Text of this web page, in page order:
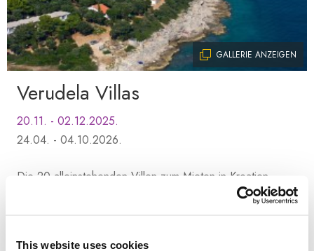
This website uses cookies
GALLERIE ANZEIGEN
Verudela Villas
20.11. - 02.12.2025.
24.04. - 04.10.2026.
Die 20 alleinstehenden Villen zum Mieten in Kroatien
liegen harmonisch zwischen Pinienbäumen und bilden eine